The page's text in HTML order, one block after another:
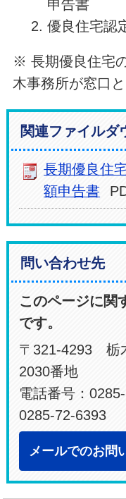
申告書
優良住宅認
※ 長期優良住宅
木事務所が窓口と
関連ファイルダ
長期優良住
額申告書
問い合わせ先
このページに関
です。
〒321-4293 栃
2030番地
電話番号：
0285-72-6393
メールでのお問